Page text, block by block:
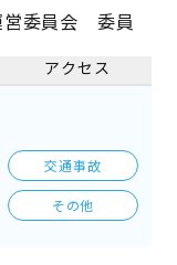
営委員会 委員
アクセス
交通事故
その他